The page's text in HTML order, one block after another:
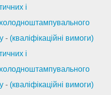
і
холодноштампувального
- (кваліфікаційні вимоги)
і
холодноштампувального
- (кваліфікаційні вимоги)